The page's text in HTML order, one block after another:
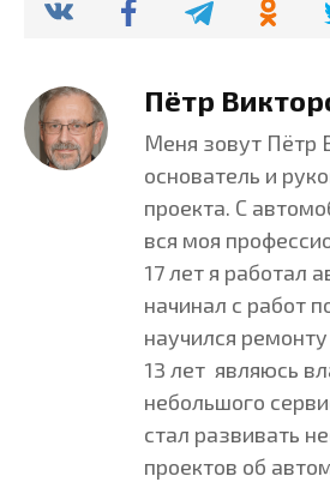
Пётр
Меня зовут Пётр
основатель и
проекта. С
вся моя
17 лет я работал
начинал с работ
научился
13 лет являюсь
небольшого
стал развивать
проектов об